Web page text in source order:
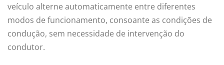
veículo alterne automaticamente entre diferentes
modos de funcionamento, consoante as condições de
condução, sem necessidade de intervenção do
condutor.